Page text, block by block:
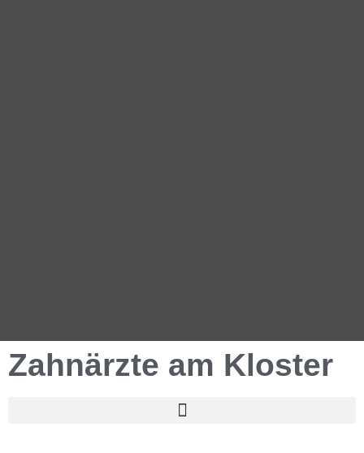
Zahnärzte am Kloster